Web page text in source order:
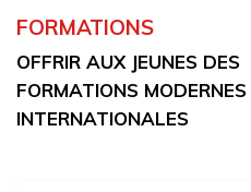
FORMATIONS
OFFRIR AUX JEUNES DES
FORMATIONS
INTERNATIONALES